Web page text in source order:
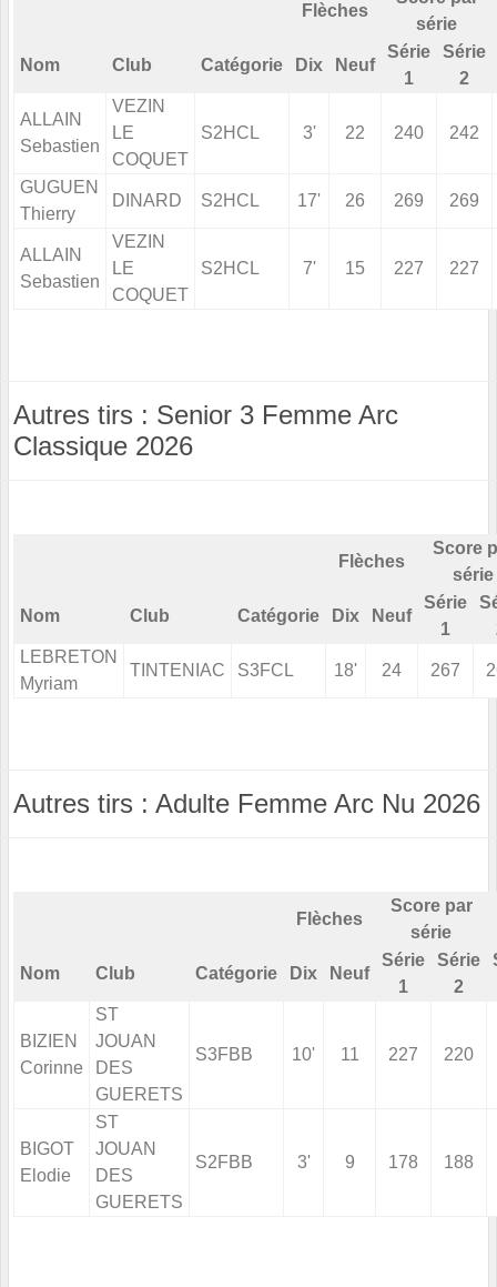
Flèches
série
Nom Club Catégorie Dix Neuf
Série
1
Série
2
ALLAIN
Sebastien
VEZIN
LE
COQUET
S2HCL 3' 22 240 242
GUGUEN
Thierry
DINARD S2HCL 17' 26 269 269
ALLAIN
Sebastien
VEZIN
LE
COQUET
S2HCL 7' 15 227 227
Autres tirs : Senior 3 Femme Arc
Classique 2026
Flèches
Score
série
Nom Club Catégorie Dix Neuf
Série
1
LEBRETON
Myriam
TINTENIAC S3FCL 18' 24 267
Autres tirs : Adulte Femme Arc Nu 2026
Flèches
Score par
série
Nom Club Catégorie Dix Neuf
Série
1
Série
2
BIZIEN
Corinne
ST
JOUAN
DES
GUERETS
S3FBB 10' 11 227 220
BIGOT
Elodie
ST
JOUAN
DES
GUERETS
S2FBB 3' 9 178 188